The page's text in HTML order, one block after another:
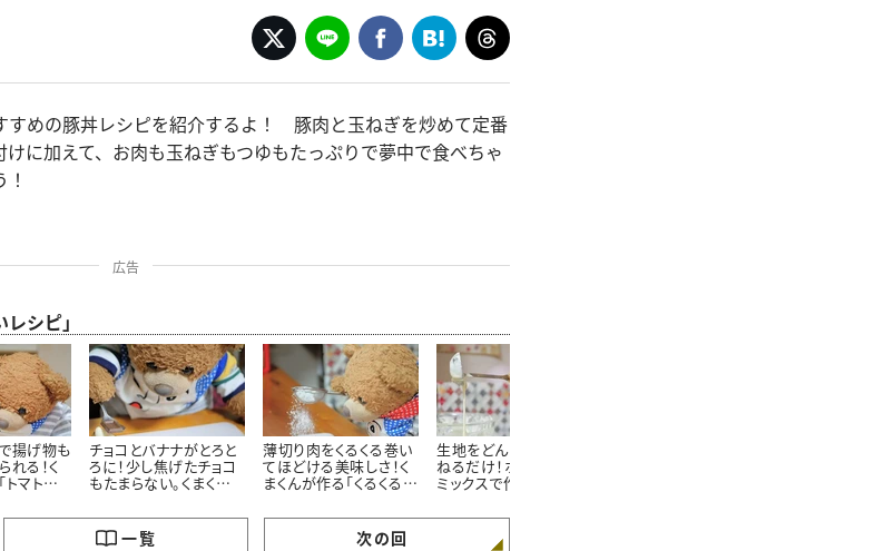
すめの豚丼レシピを紹介するよ！ 豚肉と玉ねぎを炒めて定番
に加えて、お肉も玉ねぎもつゆもたっぷりで夢中で食べちゃ
広告
シピ」
揚げ物も
れる！く
マトタル
チョコとバナナがとろと
ろに！少し焦げたチョコ
もたまらない。くまくん
ナ」レシピ
薄切り肉をくるくる巻い
てほどける美味しさ！く
まくんが作る「くるくるチ
生地をどんどん焼き重
ねるだけ！ホットケーキ
ミックスで作れるくまく
ヘン」レシピ
一覧 次の回